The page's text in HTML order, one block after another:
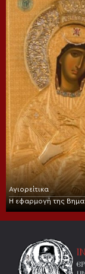
Αγιορείτικα
Η εφαρμογή της